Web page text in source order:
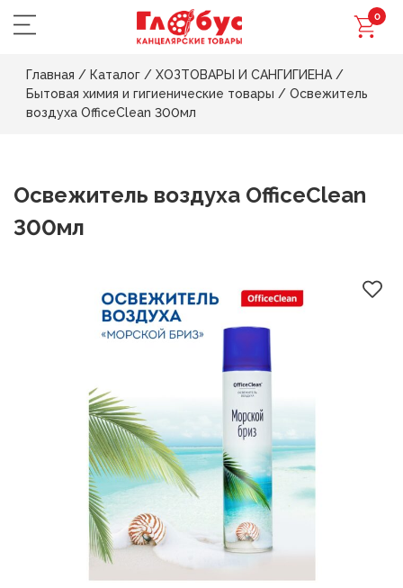
0
Главная / Каталог / ХОЗТОВАРЫ И САНГИГИЕНА /
Бытовая химия и гигиенические товары / Освежитель
воздуха OfficeClean 300мл
Освежитель воздуха OfficeClean
300мл